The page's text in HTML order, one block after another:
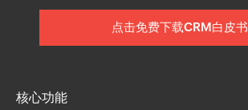
点击免费下载CRM白皮书
核心功能